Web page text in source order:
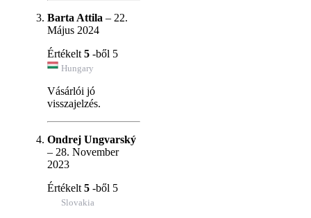
Barta Attila – 22.
Május 2024
Értékelt 5 -ből 5
Hungary
Vásárlói jó
visszajelzés.
Ondrej Ungvarský
– 28. November
2023
Értékelt 5 -ből 5
Slovakia